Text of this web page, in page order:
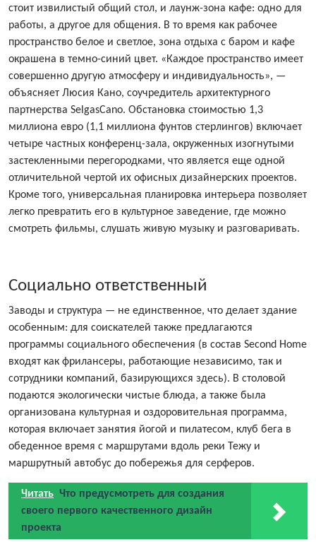
стоит извилистый общий стол, и лаунж-зона кафе: одно для
работы, а другое для общения. В то время как рабочее
пространство белое и светлое, зона отдыха с баром и кафе
окрашена в темно-синий цвет. «Каждое пространство имеет
совершенно другую атмосферу и индивидуальность», —
объясняет Люсия Кано, соучредитель архитектурного
партнерства SelgasCano. Обстановка стоимостью 1,3
миллиона евро (1,1 миллиона фунтов стерлингов) включает
четыре частных конференц-зала, окруженных изогнутыми
застекленными перегородками, что является еще одной
отличительной чертой их офисных дизайнерских проектов.
Кроме того, универсальная планировка интерьера позволяет
легко превратить его в культурное заведение, где можно
смотреть фильмы, слушать живую музыку и разговаривать.
Социально ответственный
Заводы и структура — не единственное, что делает здание
особенным: для соискателей также предлагаются
программы социального обеспечения (в состав Second Home
входят как фрилансеры, работающие независимо, так и
сотрудники компаний, базирующихся здесь). В столовой
подаются экологически чистые блюда, а также была
организована культурная и оздоровительная программа,
которая включает занятия йогой и пилатесом, клуб бега в
обеденное время с маршрутами вдоль реки Тежу и
маршрутный автобус до побережья для серферов.
Читать Что предусмотреть для создания
своего первого качественного дизайн
проекта